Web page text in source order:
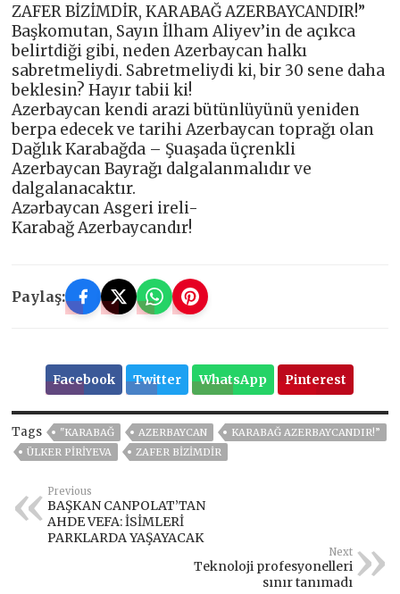
ZAFER BİZİMDİR, KARABAĞ AZERBAYCANDIR!”
Başkomutan, Sayın İlham Aliyev’in de açıkca
belirtdiği gibi, neden Azerbaycan halkı
sabretmeliydi. Sabretmeliydi ki, bir 30 sene daha
beklesin? Hayır tabii ki!
Azerbaycan kendi arazi bütünlüyünü yeniden
berpa edecek ve tarihi Azerbaycan toprağı olan
Dağlık Karabağda – Şuaşada üçrenkli
Azerbaycan Bayrağı dalgalanmalıdır ve
dalgalanacaktır.
Azərbaycan Asgeri ireli-
Karabağ Azerbaycandır!
Paylaş:
Facebook Twitter WhatsApp Pinterest
Tags "KARABAĞ AZERBAYCAN
KARABAĞ AZERBAYCANDIR!”
ÜLKER PIRIYEVA
ZAFER BİZİMDİR
Previous
BAŞKAN CANPOLAT’TAN
AHDE VEFA: İSİMLERİ
PARKLARDA YAŞAYACAK
Next
Teknoloji profesyonelleri
sınır tanımadı